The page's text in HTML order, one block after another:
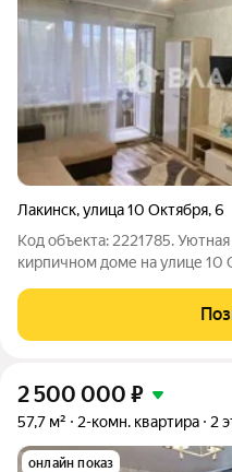
Лакинск,улица 10 Октября,6
Код объекта: 2221785.
кирпичном доме на улице 10 Октября
просторные комнаты и
кофе. Внутри ощущение
2 500 000 ₽
57,7 м² 2-комн. квартира 2
онлайн показ